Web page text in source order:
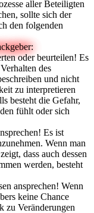
aller Beteiligten
sollte sich der
den folgenden
oder beurteilen! Es
des
und nicht
zu interpretieren
besteht die Gefahr,
fühlt oder sich
Es ist
Wenn man
dass auch dessen
werden, besteht
ansprechen! Wenn
keine Chance
zu Veränderungen